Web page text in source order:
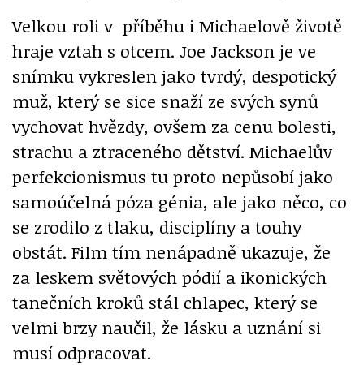
Velkou roli v příběhu i Michaelově životě
hraje vztah s otcem. Joe Jackson je ve
snímku vykreslen jako tvrdý, despotický
muž, který se sice snaží ze svých synů
vychovat hvězdy, ovšem za cenu bolesti,
strachu a ztraceného dětství. Michaelův
perfekcionismus tu proto nepůsobí jako
samoúčelná póza génia, ale jako něco, co
se zrodilo z tlaku, disciplíny a touhy
obstát. Film tím nenápadně ukazuje, že
za leskem světových pódií a ikonických
tanečních kroků stál chlapec, který se
velmi brzy naučil, že lásku a uznání si
musí odpracovat.